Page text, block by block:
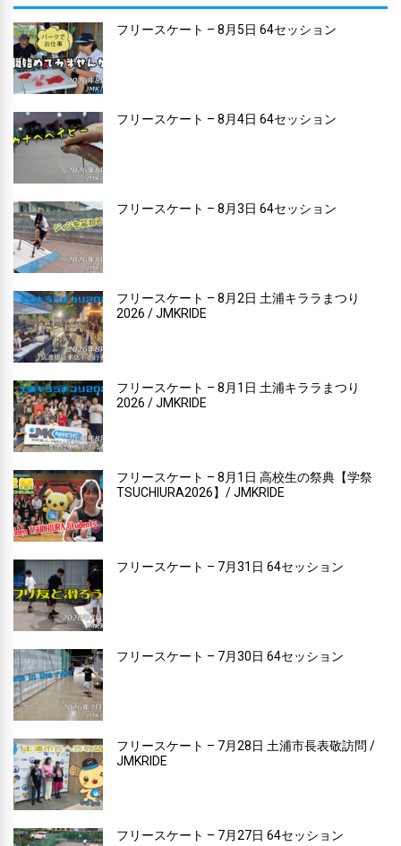
フリースケート – 8月5日 64セッション
フリースケート – 8月4日 64セッション
フリースケート – 8月3日 64セッション
フリースケート – 8月2日 土浦キララまつり
2026 / JMKRIDE
フリースケート – 8月1日 土浦キララまつり
2026 / JMKRIDE
フリースケート – 8月1日 高校生の祭典【学祭
TSUCHIURA2026】/ JMKRIDE
フリースケート – 7月31日 64セッション
フリースケート – 7月30日 64セッション
フリースケート – 7月28日 土浦市長表敬訪問 /
JMKRIDE
フリースケート – 7月27日 64セッション